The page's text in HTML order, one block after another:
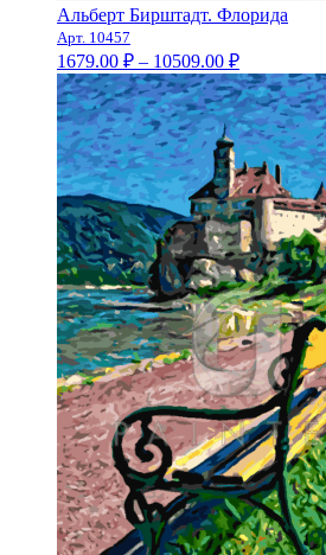
Альберт Бирштадт. Флорида
Арт. 10457
1679.00 ₽ – 10509.00 ₽Диапазон
цен:
1679.00 ₽
–
10509.00 ₽